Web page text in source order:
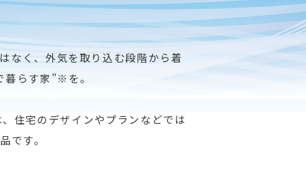
なく、外気を取り込む段階から着
らす家”※を。
住宅のデザインやプランなどでは
です。